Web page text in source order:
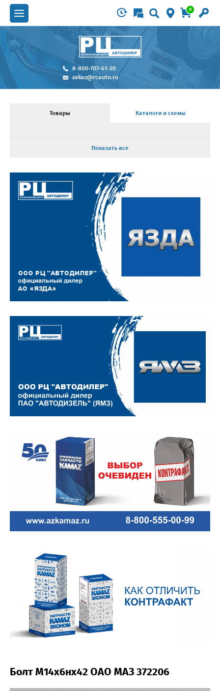
0
8-800-707-61-20
zakaz@rcauto.ru
Товары Каталоги и схемы
Показать все
Болт М14х6нх42 ОАО МАЗ 372206